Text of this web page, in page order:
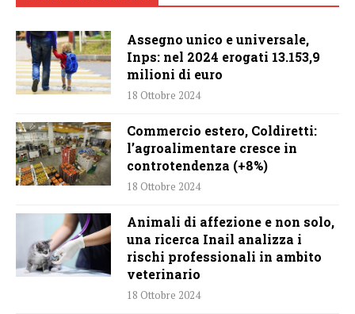
Assegno unico e universale,
Inps: nel 2024 erogati 13.153,9
milioni di euro
18 Ottobre 2024
Commercio estero, Coldiretti:
l’agroalimentare cresce in
controtendenza (+8%)
18 Ottobre 2024
Animali di affezione e non solo,
una ricerca Inail analizza i
rischi professionali in ambito
veterinario
18 Ottobre 2024